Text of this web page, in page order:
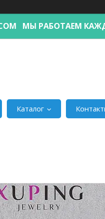
МЫ РАБОТАЕМ
Каталог